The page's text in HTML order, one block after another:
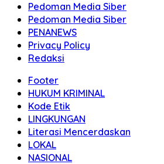
Pedoman Media Siber
Pedoman Media Siber
PENANEWS
Privacy Policy
Redaksi
Footer
HUKUM KRIMINAL
Kode Etik
LINGKUNGAN
Literasi Mencerdaskan
LOKAL
NASIONAL